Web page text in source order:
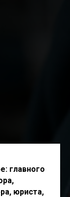
главного
юриста,